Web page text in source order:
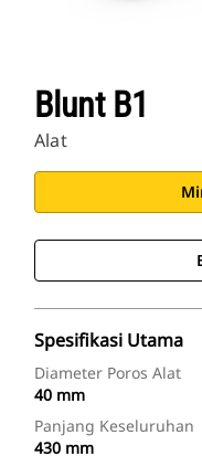
Blunt B1
Alat
Spesifikasi Utama
Diameter Poros Alat
40 mm
Panjang Keseluruhan
430 mm